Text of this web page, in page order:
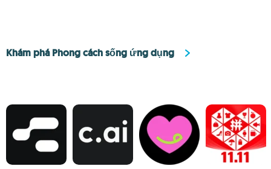
Khám phá Phong cách sống ứng dụng